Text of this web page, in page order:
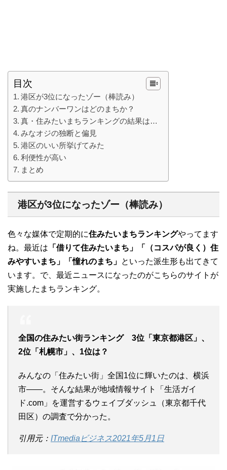
目次
港区が3位になったゾー（棒読み）
真のナンバーワンはどのまちか？
真・住みたいまちランキングの結果は…
みなオジの独断と偏見
港区のいい所挙げてみた
利便性が高い
まとめ
港区が3位になったゾー（棒読み）
色々な媒体で定期的に住みたいまちランキングやってます
ね。最近は 「借りて住みたいまち」「（コスパが良く）住
みやすいまち」「憧れのまち」 といった派生形も出てきて
います。で、最近ニュースになったのがこちらのサイトが
実施したまちランキング。
全国の住みたい街ランキング 3位「東京都港区」、
2位「札幌市」、1位は？
みんなの「住みたい街」全国1位に輝いたのは、横浜
市――。そんな結果が地域情報サイト「生活ガイ
ド.com」を運営するウェイブダッシュ（東京都千代
田区）の調査で分かった。
引用元： ITmediaビジネス2021年5月1日